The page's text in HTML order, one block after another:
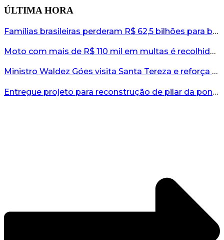
ÚLTIMA HORA
Famílias brasileiras perderam R$ 62,5 bilhões para bets em 2025, diz estudo...
Moto com mais de R$ 110 mil em multas é recolhida no interior do RS...
Ministro Waldez Góes visita Santa Tereza e reforça apoio federal à reconstrução do município...
Entregue projeto para reconstrução de pilar da ponte entre Encantado e Muçum...